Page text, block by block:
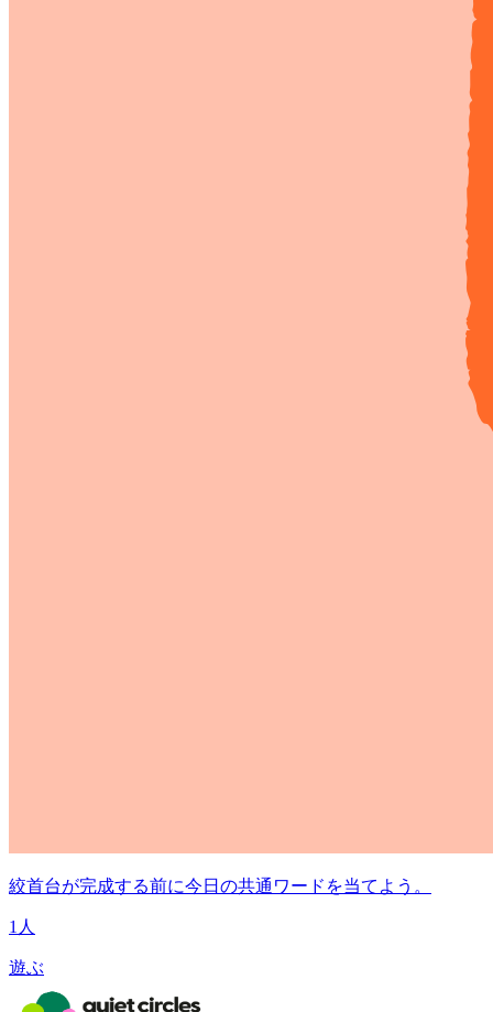
絞首台が完成する前に今日の共通ワードを当てよう。
1人
遊ぶ